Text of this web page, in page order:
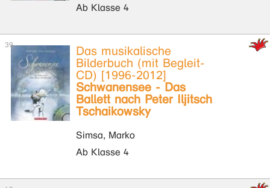
Ab Klasse 4
Das musikalische
Bilderbuch (mit Begleit-
CD) [1996-2012]
Schwanensee - Das
Ballett nach Peter Iljitsch
Tschaikowsky
Simsa, Marko
Ab Klasse 4